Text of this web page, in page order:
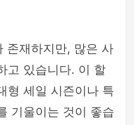
존재하지만, 많은 사
고 있습니다. 이 할
형 세일 시즌이나 특
기울이는 것이 좋습